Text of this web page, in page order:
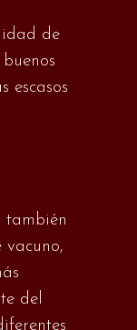
de
escasos
también
vacuno,
del